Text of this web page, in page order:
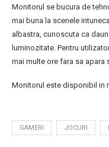
Monitorul se bucura de
mai buna la scenele
albastra, cunoscuta ca
luminozitate. Pentru
mai multe ore fara sa
Monitorul este disponibil in
GAMERI JOCURI